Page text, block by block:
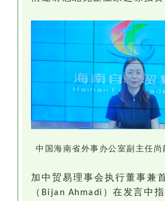
中国海南省外事办公室副主任尚
加中贸易理事会执行董事兼
（ Bijan Ahmadi ）在发言中